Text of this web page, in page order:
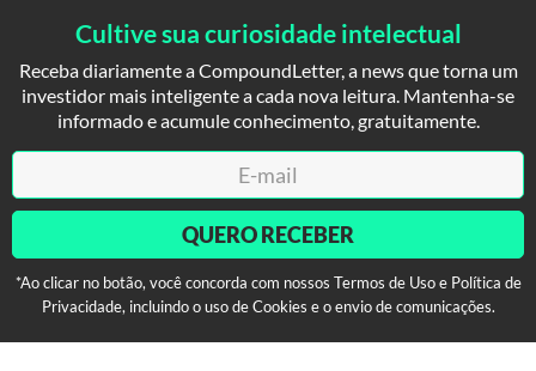
Cultive sua curiosidade intelectual
Receba diariamente a CompoundLetter, a news que torna um
investidor mais inteligente a cada nova leitura. Mantenha-se
informado e acumule conhecimento, gratuitamente.
QUERO RECEBER
*Ao clicar no botão, você concorda com nossos Termos de Uso e Política de
Privacidade, incluindo o uso de Cookies e o envio de comunicações.